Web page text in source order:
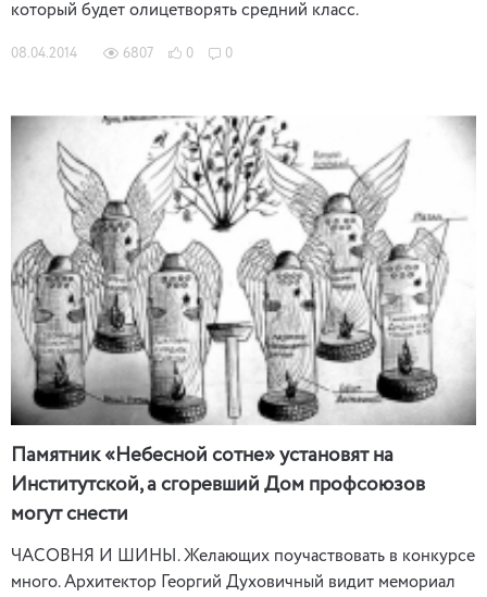
который будет олицетворять средний класс.
08.04.2014 6807 0 0
Памятник «Небесной сотне» установят на
Институтской, а сгоревший Дом профсоюзов
могут снести
ЧАСОВНЯ И ШИНЫ. Желающих поучаствовать в конкурсе
много. Архитектор Георгий Духовичный видит мемориал